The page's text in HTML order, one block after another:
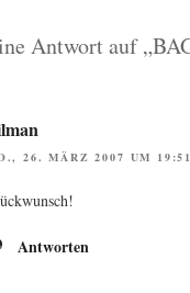
Antwort auf
26. MÄRZ 2007 UM
Antworten